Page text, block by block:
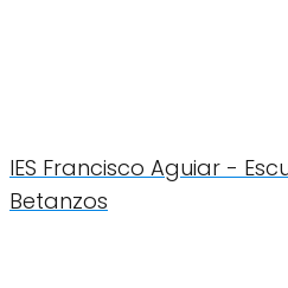
IES Francisco Aguiar -
Betanzos